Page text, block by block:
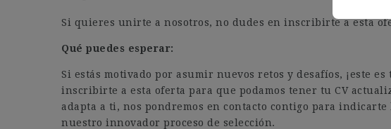
Si quieres unirte a nosotros, no dudes en inscribirte a esta
Qué puedes esperar:
Si estás motivado por asumir nuevos retos y desafíos, ¡este
inscribirte a esta oferta para que podamos tener tu CV
adapta a ti, nos pondremos en contacto contigo para
nuestro innovador proceso de selección.